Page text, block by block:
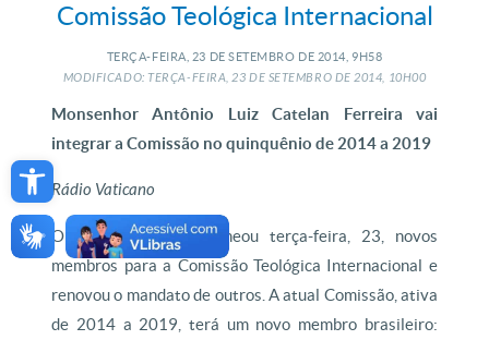
Open toolbar
Comissão Teológica Internacional
TERÇA-FEIRA, 23 DE SETEMBRO DE 2014, 9H58
MODIFICADO: TERÇA-FEIRA, 23 DE SETEMBRO DE2014, 10H00
Monsenhor Antônio Luiz Catelan Ferreira vai
integrar a Comissão no quinquênio de 2014 a 2019
Rádio Vaticano
O Papa Francisco nomeou terça-feira, 23, novos
membros para a Comissão Teológica Internacional e
renovou o mandato de outros. A atual Comissão, ativa
de 2014 a 2019, terá um novo membro brasileiro: